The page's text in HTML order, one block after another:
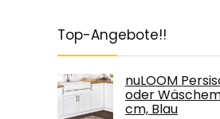
Top-Angebote!!
nuLOOM
oder
cm, Blau